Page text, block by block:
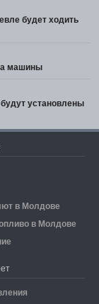
будет ходить
машины
будут установлены
в Молдове
в Молдове